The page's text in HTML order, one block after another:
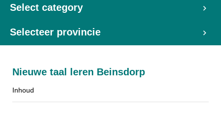
Select category
Selecteer provincie
Nieuwe taal leren Beinsdorp
Inhoud